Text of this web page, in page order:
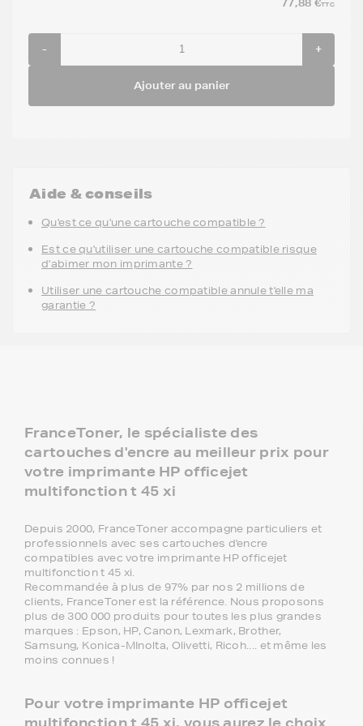
TTC
- +
Ajouter au panier
Aide & conseils
Qu'est ce qu'une cartouche compatible ?
Est ce qu'utiliser une cartouche compatible risque
d'abimer mon imprimante ?
Utiliser une cartouche compatible annule t'elle ma
garantie ?
FranceToner, le spécialiste des
cartouches d'encre au meilleur prix pour
votre imprimante HP officejet
multifonction t 45 xi
Depuis 2000, FranceToner accompagne particuliers et
professionnels avec ses cartouches d'encre
compatibles avec votre imprimante HP officejet
multifonction t 45 xi.
Recommandée à plus de 97% par nos 2 millions de
clients, FranceToner est la référence. Nous proposons
plus de 300 000 produits pour toutes les plus grandes
marques : Epson, HP, Canon, Lexmark, Brother,
Samsung, Konica-MInolta, Olivetti, Ricoh.... et même les
moins connues !
Pour votre imprimante HP officejet
multifonction t 45 xi, vous aurez le choix